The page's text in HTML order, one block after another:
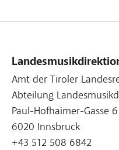
Amt der Tiroler
Abteilung
Paul-Hofhaimer-Gasse 6
6020 Innsbruck
+43 512 508 6842